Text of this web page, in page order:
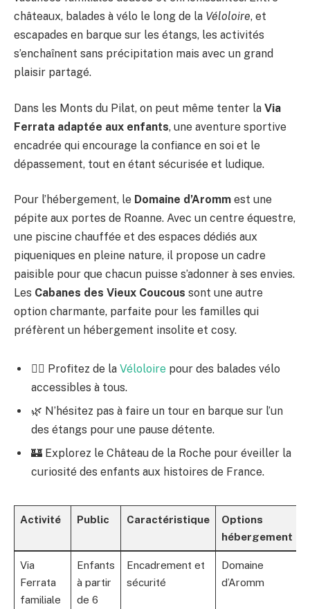
châteaux, balades à vélo le long de la Véloloire, et
escapades en barque sur les étangs, les activités
s’enchaînent sans précipitation mais avec un grand
plaisir partagé.
Dans les Monts du Pilat, on peut même tenter la Via
Ferrata adaptée aux enfants, une aventure sportive
encadrée qui encourage la confiance en soi et le
dépassement, tout en étant sécurisée et ludique.
Pour l’hébergement, le Domaine d’Aromm est une
pépite aux portes de Roanne. Avec un centre équestre,
une piscine chauffée et des espaces dédiés aux
piqueniques en pleine nature, il propose un cadre
paisible pour que chacun puisse s’adonner à ses envies.
Les Cabanes des Vieux Coucous sont une autre
option charmante, parfaite pour les familles qui
préfèrent un hébergement insolite et cosy.
🚴‍♂️ Profitez de la Véloloire pour des balades vélo
accessibles à tous.
🌿 N’hésitez pas à faire un tour en barque sur l’un
des étangs pour une pause détente.
🏰 Explorez le Château de la Roche pour éveiller la
curiosité des enfants aux histoires de France.
Activité Public Caractéristique
Options
hébergement
Via
Ferrata
familiale
Enfants
à partir
de 6
Encadrement et
sécurité
Domaine
d’Aromm